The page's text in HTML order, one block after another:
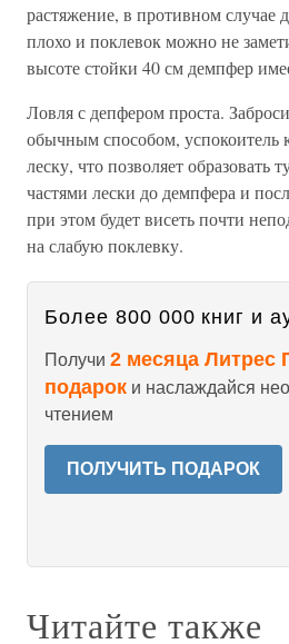
растяжение, в противном случае
плохо и поклевок можно не
высоте стойки 40 см демпфер
Ловля с депфером проста.
обычным способом, успокоитель
леску, что позволяет образовать
частями лески до демпфера и
при этом будет висеть почти
на слабую поклевку.
Более 800 000 книг и
Получи 2 месяца Литрес
подарок и наслаждайся
чтением
ПОЛУЧИТЬ ПОДАРОК
Читайте также